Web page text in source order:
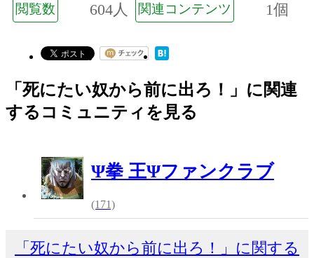
閲覧数 604人 関連コンテンツ 1個
「死にたい奴から前に出ろ！」に関連
するコミュニティを見る
Ψ拳 王Ψファンクラブ
(171)
「死にたい奴から前に出ろ！」に関する